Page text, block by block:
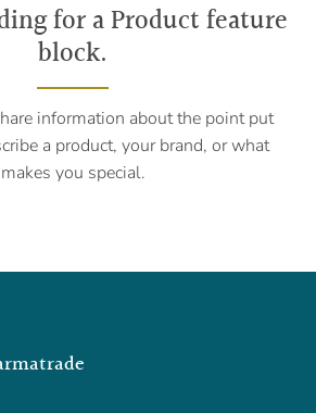
for a Product feature
block.
information about the point put
a product, your brand, or what
makes you special.